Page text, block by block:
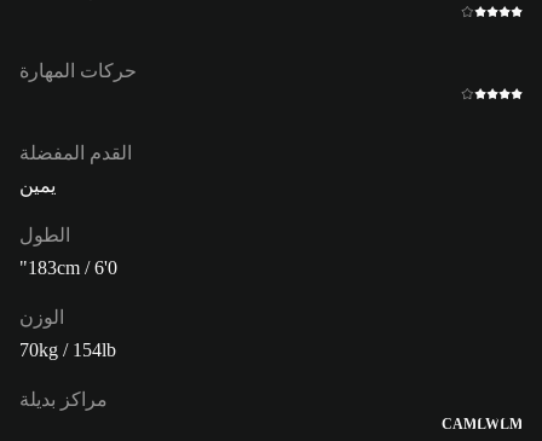
حركات المهارة
القدم المفضلة
يمين
الطول
183cm / 6'0"
الوزن
70kg / 154lb
مراكز بديلة
LM
LW
CAM